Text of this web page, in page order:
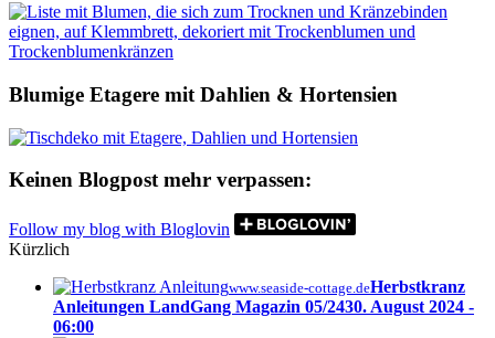
Blumige Etagere mit Dahlien & Hortensien
Keinen Blogpost mehr verpassen:
Follow my blog with Bloglovin
Kürzlich
www.seaside-cottage.deHerbstkranz
Anleitungen LandGang Magazin 05/2430. August 2024 -
06:00